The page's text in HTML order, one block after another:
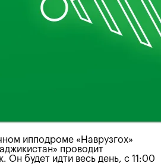
ипподроме «Наврузгох»
проводит
Он будет идти весь день, с 11:00